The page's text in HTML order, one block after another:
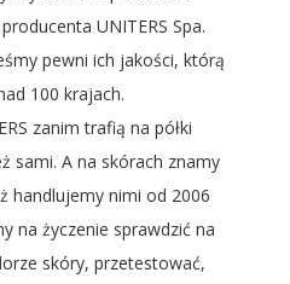
UNITERS Spa.
pewni ich jakości, którą
100 krajach.
zanim trafią na półki
sami. A na skórach znamy
handlujemy nimi od 2006
na życzenie sprawdzić na
skóry, przetestować,